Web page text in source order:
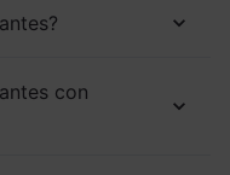
con